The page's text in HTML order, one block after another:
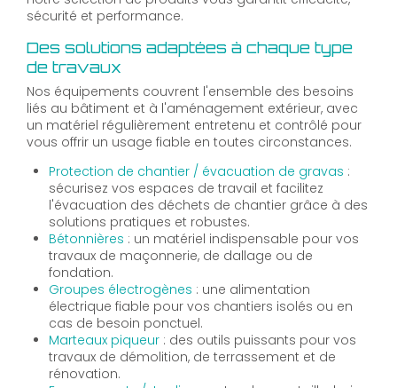
sécurité et performance.
Des solutions adaptées à chaque type
de travaux
Nos équipements couvrent l'ensemble des besoins
liés au bâtiment et à l'aménagement extérieur, avec
un matériel régulièrement entretenu et contrôlé pour
vous offrir un usage fiable en toutes circonstances.
Protection de chantier / évacuation de gravas :
sécurisez vos espaces de travail et facilitez
l'évacuation des déchets de chantier grâce à des
solutions pratiques et robustes.
Bétonnières : un matériel indispensable pour vos
travaux de maçonnerie, de dallage ou de
fondation.
Groupes électrogènes : une alimentation
électrique fiable pour vos chantiers isolés ou en
cas de besoin ponctuel.
Marteaux piqueur : des outils puissants pour vos
travaux de démolition, de terrassement et de
rénovation.